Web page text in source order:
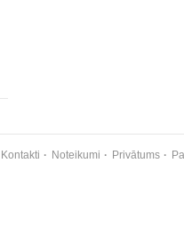
Kontakti Noteikumi Privātums